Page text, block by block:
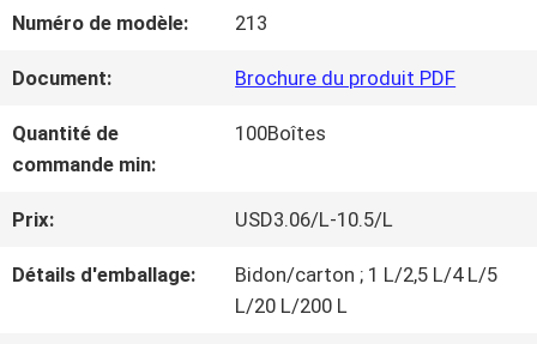
NOUS
VISITE
CONTRÔLE
Numéro de modèle: 213
Document: Brochure du produit PDF
Quantité de
commande min:
100Boîtes
Prix: USD3.06/L-10.5/L
Détails d'emballage:
Bidon/carton ; 1 L/2,5 L/4 L/5
L/20 L/200 L